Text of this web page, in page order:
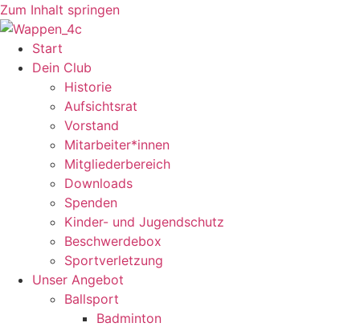
Zum Inhalt springen
Start
Dein Club
Historie
Aufsichtsrat
Vorstand
Mitarbeiter*innen
Mitgliederbereich
Downloads
Spenden
Kinder- und Jugendschutz
Beschwerdebox
Sportverletzung
Unser Angebot
Ballsport
Badminton